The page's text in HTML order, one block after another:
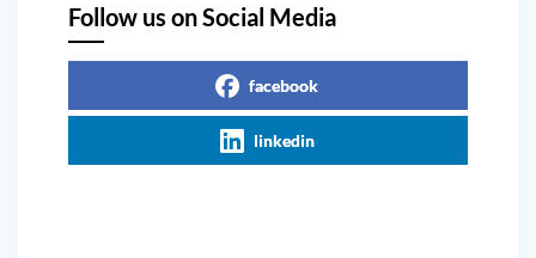
Follow us on Social Media
facebook
linkedin